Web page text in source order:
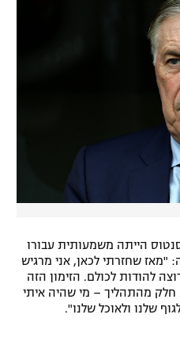
עסק
הייתה משמעותית עבורו
שחזרתי לכאן, אני מרגיש
להודות לכולם. הזימון הזה
חלק מהתהליך – מי שהיה איתי
שלנו ולאוכל שלנו".